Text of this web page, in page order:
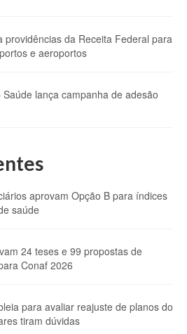
providências da Receita Federal para
e aeroportos
lança campanha de adesão
aprovam Opção B para índices
saúde
24 teses e 99 propostas de
Conaf 2026
para avaliar reajuste de planos do
tiram dúvidas